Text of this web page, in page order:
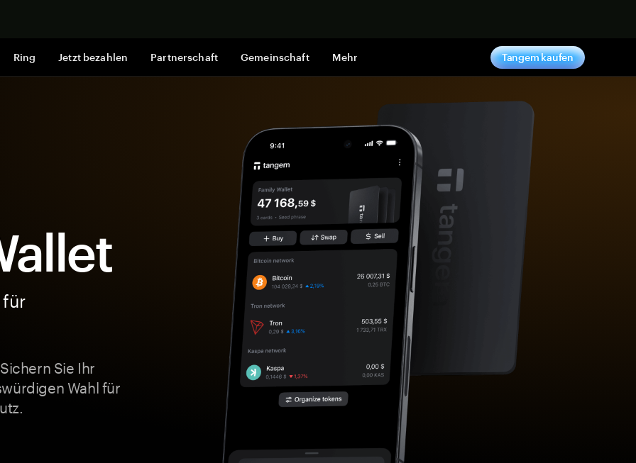
Ring Jetzt bezahlen Partnerschaft Gemeinschaft Mehr Tangem kaufen
für
Sie Ihr
Wahl für